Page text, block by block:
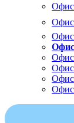
Офис
Офис
Офис
Офис
Офис